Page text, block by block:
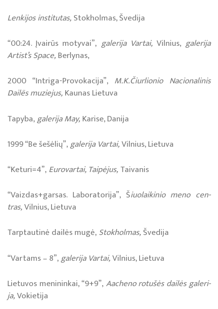
Lenkijos institutas,Stokholmas, Švedija
“00:24. Įvairūs motyvai”, galerija Vartai, Vilnius,galerija
Artist’s Space,Berlynas,
2000 “Intriga-Provokacija”, M.K.Čiurlionio Nacionalinis
Dailës muziejus,Kaunas Lietuva
Tapyba,galerija May,Karise, Danija
1999 “Be šešėlių”,galerija Vartai,Vilnius, Lietuva
“Keturi=4”, Eurovartai, Taipėjus,Taivanis
“Vaiz­das+gar­sas. La­bo­ra­to­ri­ja”, Šiuo­lai­ki­nio me­no cen­
tras,Vil­nius, Lie­tu­va
Tarp­tau­ti­nė dai­lės mu­gė, Stok­hol­mas,Šve­di­ja
“Var­tams – 8”,ga­le­ri­ja Var­tai,Vil­nius, Lie­tu­va
Lie­tu­vos me­ni­nin­kai, “9+9”, Aache­no ro­tu­šės dai­lės ga­le­ri­
ja,Vo­kie­ti­ja